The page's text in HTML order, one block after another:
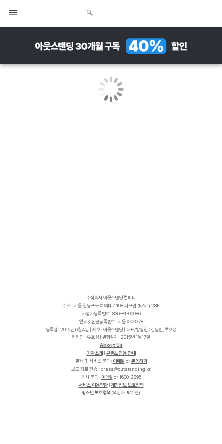
주식회사 아웃스탠딩 컴퍼니
주소 : 서울 영등포구 여의대로 108 파크원 (타워1) 28F
사업자등록번호 : 836-81-00086
인터넷신문등록번호 : 서울 아03778
등록일 : 2015년 6월4일 | 제호 : 아웃스탠딩 | 대표/발행인 : 김동환, 류호성
편집인 : 류호성 | 발행일자 : 2015년 1월17일
About Us
기자소개
콘텐츠 인용 안내
결제 및 서비스 문의 : 이메일 or문의하기
보도 자료 전송 :
r
k
.
g
n
i
d
n
a
t
s
t
u
o
@
s
s
e
r
p
기사 문의 : 이메일 or 1600-2895
서비스 이용약관| 개인정보 보호정책
청소년 보호정책 (책임자: 박주현)